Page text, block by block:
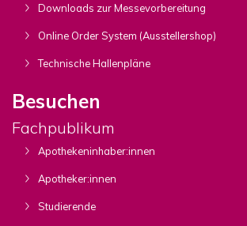
Downloads zur Messevorbereitung
Online Order System (Ausstellershop)
Technische Hallenpläne
Besuchen
Fachpublikum
Apothekeninhaber:innen
Apotheker:innen
Studierende